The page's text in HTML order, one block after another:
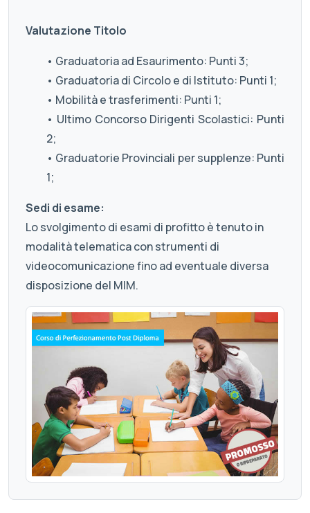
Valutazione Titolo
• Graduatoria ad Esaurimento: Punti 3;
• Graduatoria di Circolo e di Istituto: Punti 1;
• Mobilità e trasferimenti: Punti 1;
• Ultimo Concorso Dirigenti Scolastici: Punti
2;
• Graduatorie Provinciali per supplenze: Punti
1;
Sedi di esame:
Lo svolgimento di esami di profitto è tenuto in
modalità telematica con strumenti di
videocomunicazione fino ad eventuale diversa
disposizione del MIM.